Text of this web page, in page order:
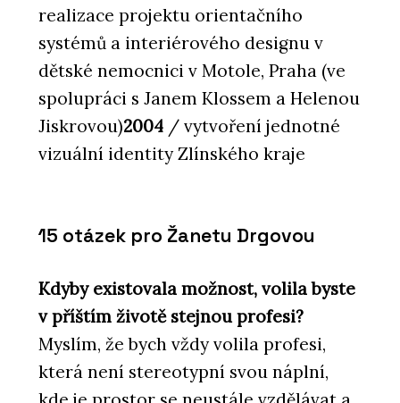
realizace projektu orientačního
systémů a interiérového designu v
dětské nemocnici v Motole, Praha (ve
spolupráci s Janem Klossem a Helenou
Jiskrovou)2004 / vytvoření jednotné
vizuální identity Zlínského kraje
15 otázek pro Žanetu Drgovou
Kdyby existovala možnost, volila byste
v příštím životě stejnou profesi?
Myslím, že bych vždy volila profesi,
která není stereotypní svou náplní,